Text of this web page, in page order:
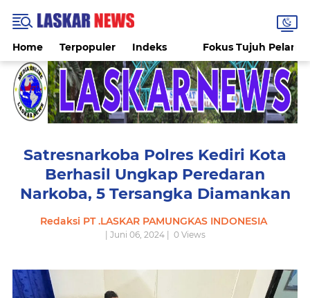
Home Terpopuler Indeks Fokus Tujuh
Satresnarkoba Polres Kediri Kota
Berhasil Ungkap Peredaran
Narkoba, 5 Tersangka Diamankan
Redaksi PT .LASKAR PAMUNGKAS INDONESIA
| Juni 06, 2024 | 0Views